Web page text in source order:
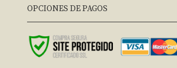
OPCIONES DE PAGOS